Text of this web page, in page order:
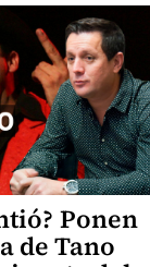
Ponen
de Tano